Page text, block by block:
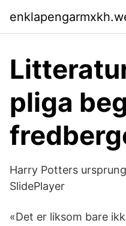
pliga
Harry Potters
SlidePlayer
«Det er liksom bare